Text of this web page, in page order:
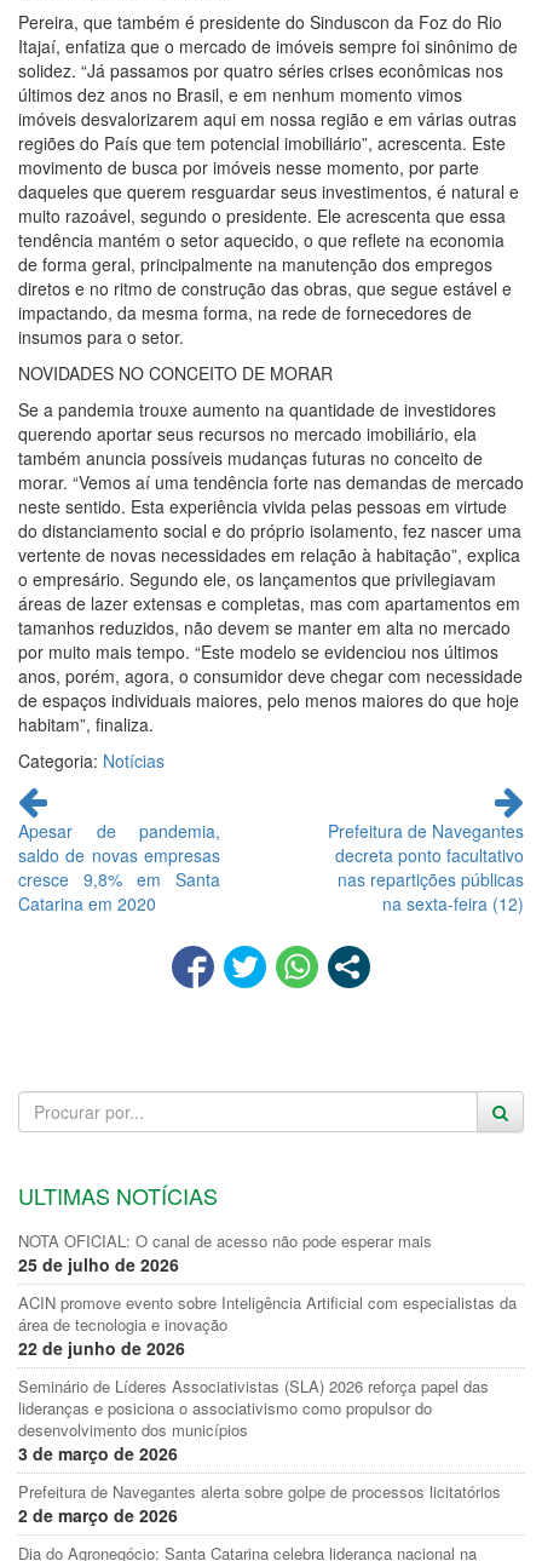
Pereira, que também é presidente do Sinduscon da Foz do Rio
Itajaí, enfatiza que o mercado de imóveis sempre foi sinônimo de
solidez. “Já passamos por quatro séries crises econômicas nos
últimos dez anos no Brasil, e em nenhum momento vimos
imóveis desvalorizarem aqui em nossa região e em várias outras
regiões do País que tem potencial imobiliário”, acrescenta. Este
movimento de busca por imóveis nesse momento, por parte
daqueles que querem resguardar seus investimentos, é natural e
muito razoável, segundo o presidente. Ele acrescenta que essa
tendência mantém o setor aquecido, o que reflete na economia
de forma geral, principalmente na manutenção dos empregos
diretos e no ritmo de construção das obras, que segue estável e
impactando, da mesma forma, na rede de fornecedores de
insumos para o setor.
NOVIDADES NO CONCEITO DE MORAR
Se a pandemia trouxe aumento na quantidade de investidores
querendo aportar seus recursos no mercado imobiliário, ela
também anuncia possíveis mudanças futuras no conceito de
morar. “Vemos aí uma tendência forte nas demandas de mercado
neste sentido. Esta experiência vivida pelas pessoas em virtude
do distanciamento social e do próprio isolamento, fez nascer uma
vertente de novas necessidades em relação à habitação”, explica
o empresário. Segundo ele, os lançamentos que privilegiavam
áreas de lazer extensas e completas, mas com apartamentos em
tamanhos reduzidos, não devem se manter em alta no mercado
por muito mais tempo. “Este modelo se evidenciou nos últimos
anos, porém, agora, o consumidor deve chegar com necessidade
de espaços individuais maiores, pelo menos maiores do que hoje
habitam”, finaliza.
Categoria: Notícias
Continue
lendo
Apesar de pandemia,
saldo de novas empresas
cresce 9,8% em Santa
Catarina em 2020
Prefeitura de Navegantes
decreta ponto facultativo
nas repartições públicas
na sexta-feira (12)
ULTIMAS NOTÍCIAS
NOTA OFICIAL: O canal de acesso não pode esperar mais
25 de julho de 2026
ACIN promove evento sobre Inteligência Artificial com especialistas da
área de tecnologia e inovação
22 de junho de 2026
Seminário de Líderes Associativistas (SLA) 2026 reforça papel das
lideranças e posiciona o associativismo como propulsor do
desenvolvimento dos municípios
3 de março de 2026
Prefeitura de Navegantes alerta sobre golpe de processos licitatórios
2 de março de 2026
Dia do Agronegócio: Santa Catarina celebra liderança nacional na